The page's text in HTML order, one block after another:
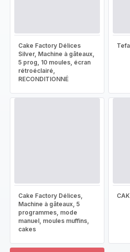
Cake Factory Délices
Silver, Machine à gâteaux,
5 prog, 10 moules, écran
rétroéclairé,
RECONDITIONNÉ
Cake Factory Délices,
Machine à gâteaux, 5
programmes, mode
manuel, moules muffins,
cakes